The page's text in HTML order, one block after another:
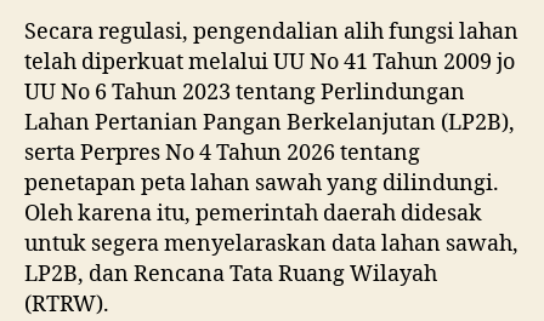
Secara regulasi, pengendalian alih fungsi lahan
telah diperkuat melalui UU No 41 Tahun 2009 jo
UU No 6 Tahun 2023 tentang Perlindungan
Lahan Pertanian Pangan Berkelanjutan (LP2B),
serta Perpres No 4 Tahun 2026 tentang
penetapan peta lahan sawah yang dilindungi.
Oleh karena itu, pemerintah daerah didesak
untuk segera menyelaraskan data lahan sawah,
LP2B, dan Rencana Tata Ruang Wilayah
(RTRW).